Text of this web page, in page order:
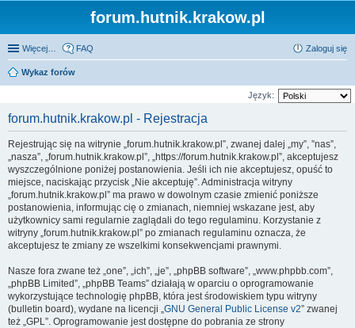
forum.hutnik.krakow.pl
Więcej… FAQ Zaloguj się
Wykaz forów
Język:
forum.hutnik.krakow.pl - Rejestracja
Rejestrując się na witrynie „forum.hutnik.krakow.pl”, zwanej dalej „my”, ”nas”,
„nasza”, „forum.hutnik.krakow.pl”, „https://forum.hutnik.krakow.pl”, akceptujesz
wyszczególnione poniżej postanowienia. Jeśli ich nie akceptujesz, opuść to
miejsce, naciskając przycisk „Nie akceptuję”. Administracja witryny
„forum.hutnik.krakow.pl” ma prawo w dowolnym czasie zmienić poniższe
postanowienia, informując cię o zmianach, niemniej wskazane jest, aby
użytkownicy sami regularnie zaglądali do tego regulaminu. Korzystanie z
witryny „forum.hutnik.krakow.pl” po zmianach regulaminu oznacza, że
akceptujesz te zmiany ze wszelkimi konsekwencjami prawnymi.
Nasze fora zwane też „one”, „ich”, „je”, „phpBB software”, „www.phpbb.com”,
„phpBB Limited”, „phpBB Teams” działają w oparciu o oprogramowanie
wykorzystujące technologię phpBB, która jest środowiskiem typu witryny
(bulletin board), wydane na licencji „GNU General Public License v2” zwanej
też „GPL”. Oprogramowanie jest dostępne do pobrania ze strony